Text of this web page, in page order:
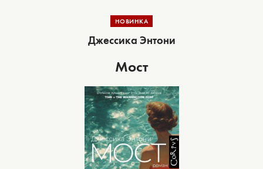
НОВИНКА
Джессика Энтони
Мост